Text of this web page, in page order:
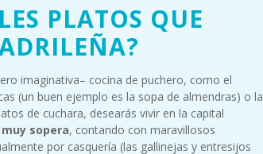
PLATOS QUE
imaginativa– cocina de puchero, como el
(un buen ejemplo es la sopa de almendras) o la
de cuchara, desearás vivir en la capital
sopera, contando con maravillosos
por casquería (las gallinejas y entresijos